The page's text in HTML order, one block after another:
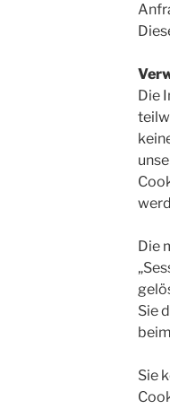
Die
Die
Sie
Sie